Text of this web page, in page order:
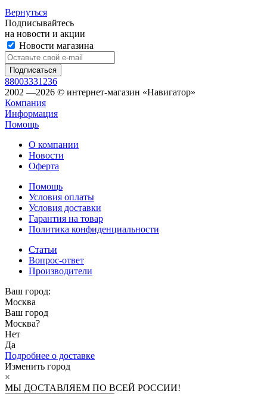
Вернуться
Подписывайтесь
на новости и акции
Новости магазина
88003331236
2002 —2026 © интернет-магазин «Навигатор»
Компания
Информация
Помощь
О компании
Новости
Оферта
Помощь
Условия оплаты
Условия доставки
Гарантия на товар
Политика конфиденциальности
Статьи
Вопрос-ответ
Производители
Ваш город:
Москва
Ваш город
Москва?
Нет
Да
Подробнее о доставке
Изменить город
×
МЫ ДОСТАВЛЯЕМ ПО ВСЕЙ РОССИИ!